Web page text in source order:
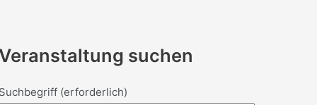
suchen
Suchbegriff (erforderlich)